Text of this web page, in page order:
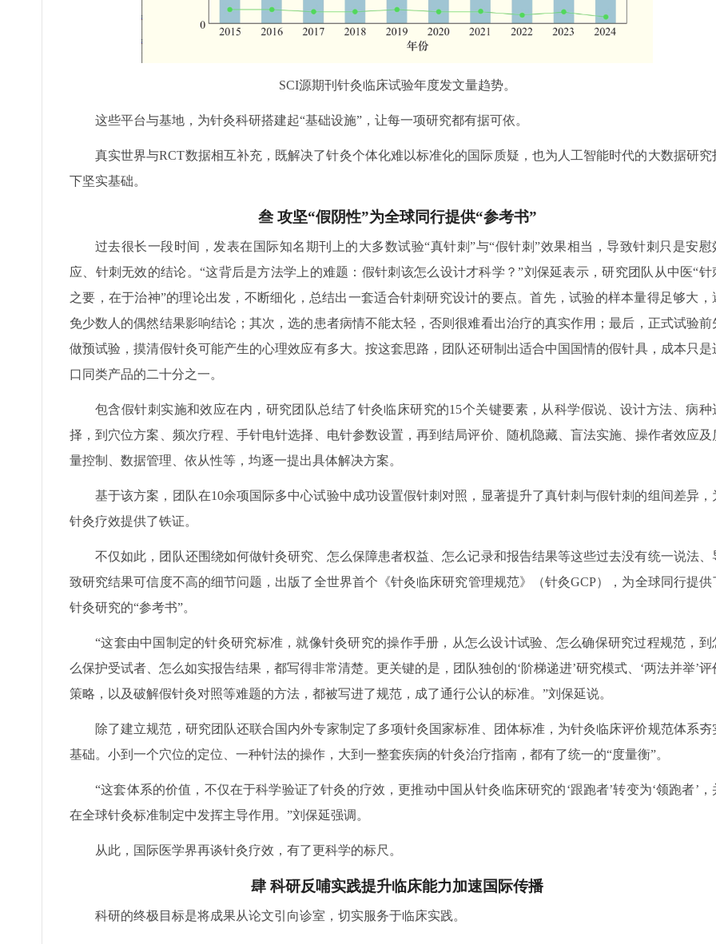
SCI源期刊针灸临床试验年度发文量趋势。
这些平台与基地，为针灸科研搭建起“基础设施”，让每一项研究都有据可依。
真实世界与RCT数据相互补充，既解决了针灸个体化难以标准化的国际质疑，也为人工智能时代的大数据研究
下坚实基础。
叁 攻坚“假阴性”为全球同行提供“参考书”
过去很长一段时间，发表在国际知名期刊上的大多数试验“真针刺”与“假针刺”效果相当，导致针刺只是安慰
应、针刺无效的结论。“这背后是方法学上的难题：假针刺该怎么设计才科学？”刘保延表示，研究团队从中医“针
之要，在于治神”的理论出发，不断细化，总结出一套适合针刺研究设计的要点。首先，试验的样本量得足够大，
免少数人的偶然结果影响结论；其次，选的患者病情不能太轻，否则很难看出治疗的真实作用；最后，正式试验前
做预试验，摸清假针灸可能产生的心理效应有多大。按这套思路，团队还研制出适合中国国情的假针具，成本只是
口同类产品的二十分之一。
包含假针刺实施和效应在内，研究团队总结了针灸临床研究的15个关键要素，从科学假说、设计方法、病种
择，到穴位方案、频次疗程、手针电针选择、电针参数设置，再到结局评价、随机隐藏、盲法实施、操作者效应及
量控制、数据管理、依从性等，均逐一提出具体解决方案。
基于该方案，团队在10余项国际多中心试验中成功设置假针刺对照，显著提升了真针刺与假针刺的组间差异，
针灸疗效提供了铁证。
不仅如此，团队还围绕如何做针灸研究、怎么保障患者权益、怎么记录和报告结果等这些过去没有统一说法、
致研究结果可信度不高的细节问题，出版了全世界首个《针灸临床研究管理规范》（针灸GCP），为全球同行提供
针灸研究的“参考书”。
“这套由中国制定的针灸研究标准，就像针灸研究的操作手册，从怎么设计试验、怎么确保研究过程规范，到
么保护受试者、怎么如实报告结果，都写得非常清楚。更关键的是，团队独创的‘阶梯递进’研究模式、‘两法并举’评
策略，以及破解假针灸对照等难题的方法，都被写进了规范，成了通行公认的标准。”刘保延说。
除了建立规范，研究团队还联合国内外专家制定了多项针灸国家标准、团体标准，为针灸临床评价规范体系夯
基础。小到一个穴位的定位、一种针法的操作，大到一整套疾病的针灸治疗指南，都有了统一的“度量衡”。
“这套体系的价值，不仅在于科学验证了针灸的疗效，更推动中国从针灸临床研究的‘跟跑者’转变为‘领跑者’，
在全球针灸标准制定中发挥主导作用。”刘保延强调。
从此，国际医学界再谈针灸疗效，有了更科学的标尺。
肆 科研反哺实践提升临床能力加速国际传播
科研的终极目标是将成果从论文引向诊室，切实服务于临床实践。